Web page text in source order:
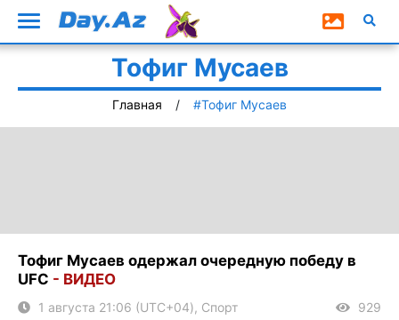
Тофиг Мусаев
Главная #Тофиг Мусаев
Тофиг Мусаев одержал очередную победу в
UFC - ВИДЕО
1 августа 21:06 (UTC+04), Спорт 929